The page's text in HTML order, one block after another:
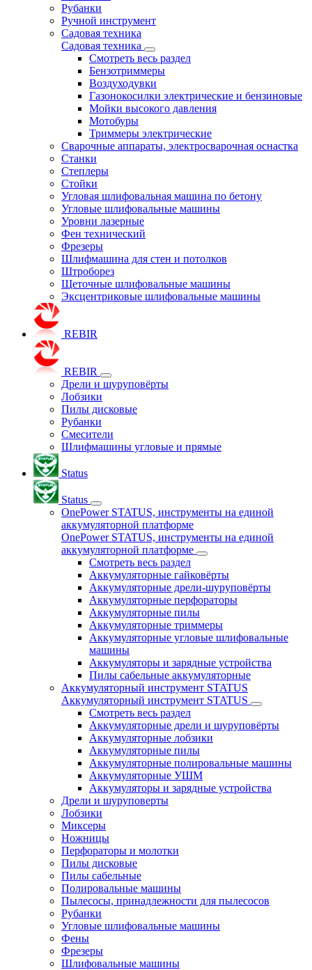
Рубанки
Ручной инструмент
Садовая техника
Садовая техника
Смотреть весь раздел
Бензотриммеры
Воздуходувки
Газонокосилки электрические и бензиновые
Мойки высокого давления
Мотобуры
Триммеры электрические
Сварочные аппараты, электросварочная оснастка
Станки
Степлеры
Стойки
Угловая шлифовальная машина по бетону
Угловые шлифовальные машины
Уровни лазерные
Фен технический
Фрезеры
Шлифмашина для стен и потолков
Штроборез
Щеточные шлифовальные машины
Эксцентриковые шлифовальные машины
REBIR
REBIR
Дрели и шуруповёрты
Лобзики
Пилы дисковые
Рубанки
Смесители
Шлифмашины угловые и прямые
Status
Status
OnePower STATUS, инструменты на единой
аккумуляторной платформе
OnePower STATUS, инструменты на единой
аккумуляторной платформе
Смотреть весь раздел
Аккумуляторные гайковёрты
Аккумуляторные дрели-шуруповёрты
Аккумуляторные перфораторы
Аккумуляторные пилы
Аккумуляторные триммеры
Аккумуляторные угловые шлифовальные
машины
Аккумуляторы и зарядные устройства
Пилы сабельные аккумуляторные
Аккумуляторный инструмент STATUS
Аккумуляторный инструмент STATUS
Смотреть весь раздел
Аккумуляторные дрели и шуруповёрты
Аккумуляторные лобзики
Аккумуляторные пилы
Аккумуляторные полировальные машины
Аккумуляторные УШМ
Аккумуляторы и зарядные устройства
Дрели и шуруповерты
Лобзики
Миксеры
Ножницы
Перфораторы и молотки
Пилы дисковые
Пилы сабельные
Полировальные машины
Пылесосы, принадлежности для пылесосов
Рубанки
Угловые шлифовальные машины
Фены
Фрезеры
Шлифовальные машины